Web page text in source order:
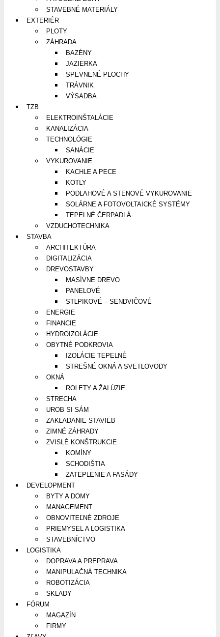
STAVEBNÉ MATERIÁLY
EXTERIÉR
PLOTY
ZÁHRADA
BAZÉNY
JAZIERKA
SPEVNENÉ PLOCHY
TRÁVNIK
VÝSADBA
TZB
ELEKTROINŠTALÁCIE
KANALIZÁCIA
TECHNOLÓGIE
SANÁCIE
VYKUROVANIE
KACHLE A PECE
KOTLY
PODLAHOVÉ A STENOVÉ VYKUROVANIE
SOLÁRNE A FOTOVOLTAICKÉ SYSTÉMY
TEPELNÉ ČERPADLÁ
VZDUCHOTECHNIKA
STAVBA
ARCHITEKTÚRA
DIGITALIZÁCIA
DREVOSTAVBY
MASÍVNE DREVO
PANELOVÉ
STLPIKOVÉ – SENDVIČOVÉ
ENERGIE
FINANCIE
HYDROIZOLÁCIE
OBYTNÉ PODKROVIA
IZOLÁCIE TEPELNÉ
STREŠNÉ OKNÁ A SVETLOVODY
OKNÁ
ROLETY A ŽALÚZIE
STRECHA
UROB SI SÁM
ZAKLADANIE STAVIEB
ZIMNÉ ZÁHRADY
ZVISLÉ KONŠTRUKCIE
KOMÍNY
SCHODIŠTIA
ZATEPLENIE A FASÁDY
DEVELOPMENT
BYTY A DOMY
MANAGEMENT
OBNOVITEĽNÉ ZDROJE
PRIEMYSEL A LOGISTIKA
STAVEBNÍCTVO
LOGISTIKA
DOPRAVA A PREPRAVA
MANIPULAČNÁ TECHNIKA
ROBOTIZÁCIA
SKLADY
FÓRUM
MAGAZÍN
FIRMY